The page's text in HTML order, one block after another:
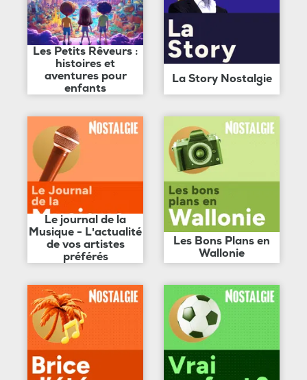
Les Petits Rêveurs :
histoires et
aventures pour
enfants
La Story Nostalgie
Le journal de la
Musique - L'actualité
de vos artistes
préférés
Les Bons Plans en
Wallonie